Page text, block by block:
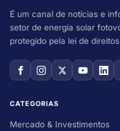
É um canal de notícias e
setor de energia solar
protegido pela lei de
CATEGORIAS
Mercado & Investimentos